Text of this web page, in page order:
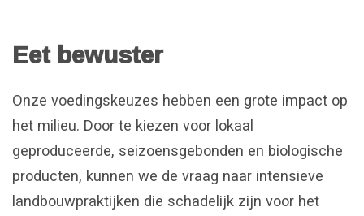
Eet bewuster
Onze voedingskeuzes hebben een grote impact op
het milieu. Door te kiezen voor lokaal
geproduceerde, seizoensgebonden en biologische
producten, kunnen we de vraag naar intensieve
landbouwpraktijken die schadelijk zijn voor het